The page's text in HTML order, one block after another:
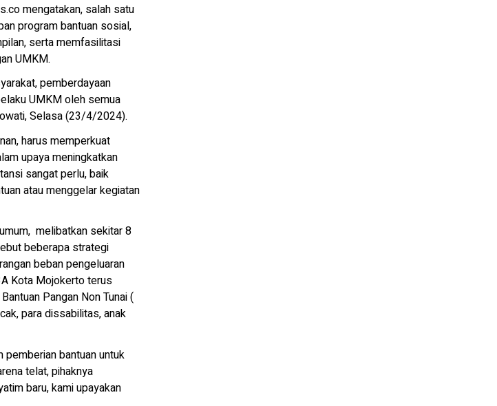
mengatakan, salah satu
program bantuan sosial,
serta memfasilitasi
UMKM.
pemberdayaan
UMKM oleh semua
Selasa (23/4/2024).
harus memperkuat
upaya meningkatkan
sangat perlu, baik
atau menggelar kegiatan
melibatkan sekitar 8
beberapa strategi
beban pengeluaran
Kota Mojokerto terus
Pangan Non Tunai (
para dissabilitas, anak
bantuan untuk
telat, pihaknya
baru, kami upayakan